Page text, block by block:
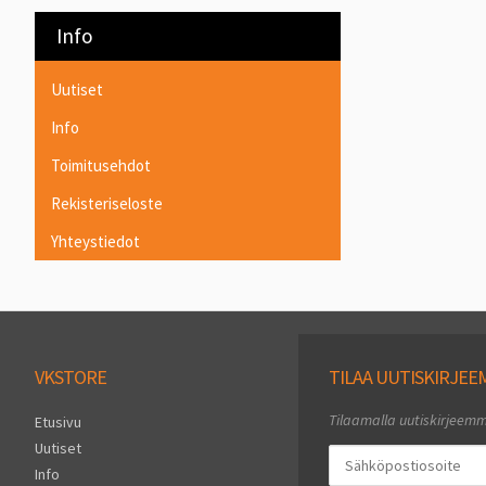
Info
Uutiset
Info
Toimitusehdot
Rekisteriseloste
Yhteystiedot
VKSTORE
Etusivu
Uutiset
Info
TILAA
Tilaamalla